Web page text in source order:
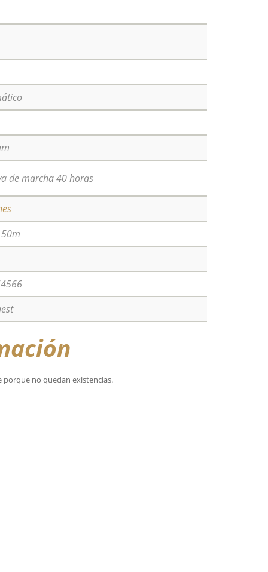
de marcha 40 horas
no quedan existencias.